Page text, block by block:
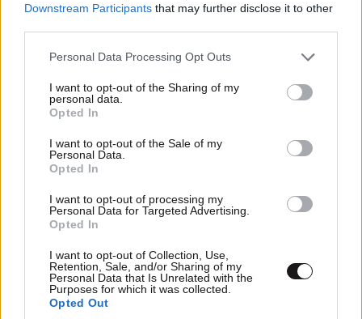
Downstream Participants that may further disclose it to other
Please note that this website/app uses one or more Google
not limited to your visit or usage behaviour. You may click to
grant or deny consent to Google and its third-party tags to
use your data for below specified purposes in below Google
consent section.
Personal Data Processing Opt Outs
I want to opt-out of the Sharing of my
personal data.
Opted In
I want to opt-out of the Sale of my
Personal Data.
Opted In
I want to opt-out of processing my
Personal Data for Targeted Advertising.
Opted In
I want to opt-out of Collection, Use,
Retention, Sale, and/or Sharing of my
Personal Data that Is Unrelated with the
Purposes for which it was collected.
Opted Out
john chris 18·05·2025 11:30
Υεμένης.Ολη η δύση μαζί σας ενάντια στους φονιάδες
παιδιών,τις γνωστές κότες των f35.χιλια μπράβο κ